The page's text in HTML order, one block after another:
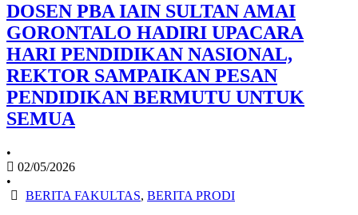
DOSEN PBA IAIN SULTAN AMAI
GORONTALO HADIRI UPACARA
HARI PENDIDIKAN NASIONAL,
REKTOR SAMPAIKAN PESAN
PENDIDIKAN BERMUTU UNTUK
SEMUA
•
02/05/2026
•
BERITA FAKULTAS, BERITA PRODI